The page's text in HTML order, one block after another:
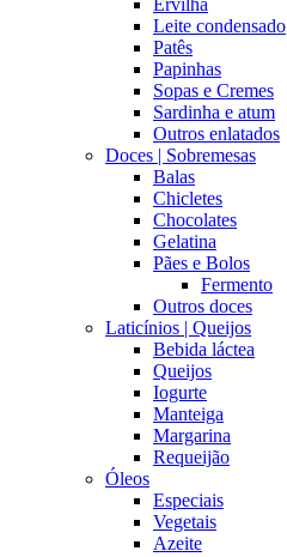
Ervilha
Leite condensado
Patês
Papinhas
Sopas e Cremes
Sardinha e atum
Outros enlatados
Doces | Sobremesas
Balas
Chicletes
Chocolates
Gelatina
Pães e Bolos
Fermento
Outros doces
Laticínios | Queijos
Bebida láctea
Queijos
Iogurte
Manteiga
Margarina
Requeijão
Óleos
Especiais
Vegetais
Azeite